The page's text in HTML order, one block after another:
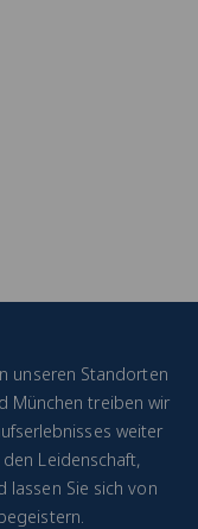
unseren Standorten
München treiben wir
weiter
Leidenschaft,
lassen Sie sich von